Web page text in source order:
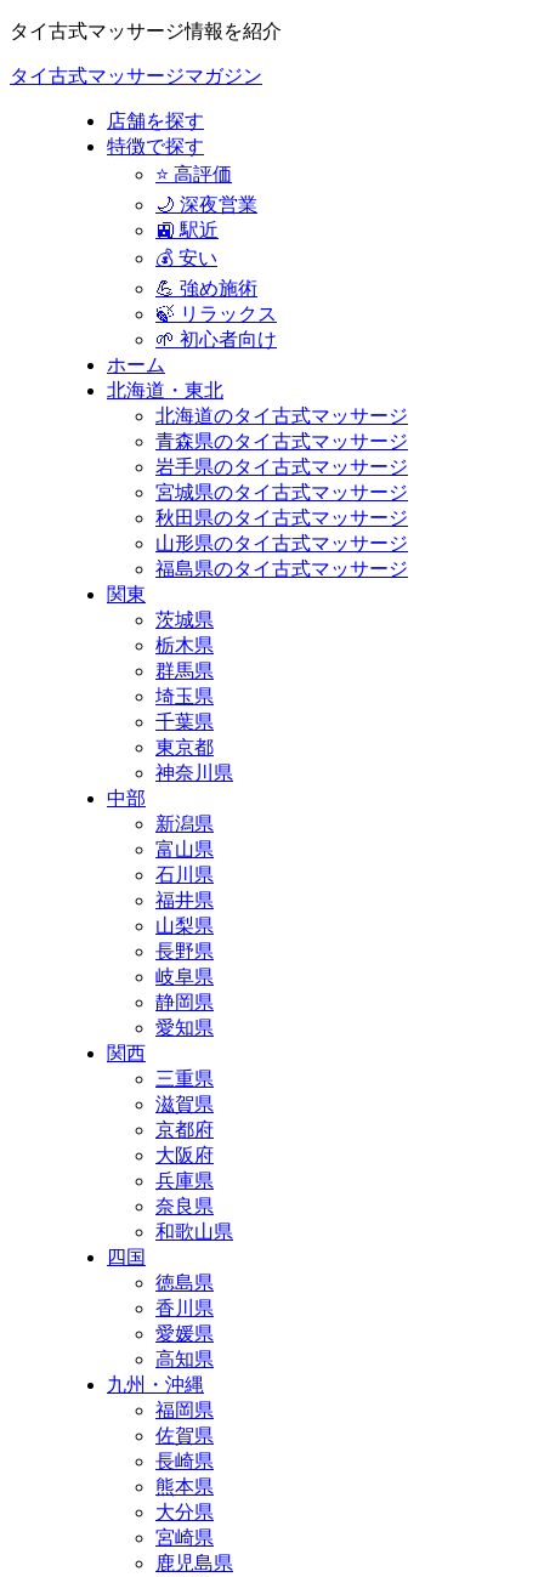
タイ古式マッサージ情報を紹介
タイ古式マッサージマガジン
店舗を探す
特徴で探す
⭐ 高評価
🌙 深夜営業
🚉 駅近
💰 安い
💪 強め施術
🍃 リラックス
🌱 初心者向け
ホーム
北海道・東北
北海道のタイ古式マッサージ
青森県のタイ古式マッサージ
岩手県のタイ古式マッサージ
宮城県のタイ古式マッサージ
秋田県のタイ古式マッサージ
山形県のタイ古式マッサージ
福島県のタイ古式マッサージ
関東
茨城県
栃木県
群馬県
埼玉県
千葉県
東京都
神奈川県
中部
新潟県
富山県
石川県
福井県
山梨県
長野県
岐阜県
静岡県
愛知県
関西
三重県
滋賀県
京都府
大阪府
兵庫県
奈良県
和歌山県
四国
徳島県
香川県
愛媛県
高知県
九州・沖縄
福岡県
佐賀県
長崎県
熊本県
大分県
宮崎県
鹿児島県